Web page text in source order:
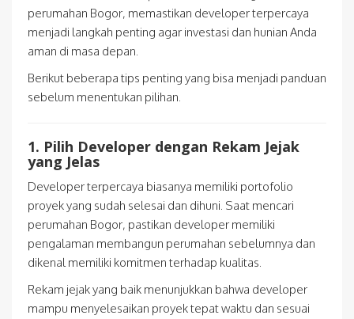
perumahan Bogor, memastikan developer terpercaya
menjadi langkah penting agar investasi dan hunian Anda
aman di masa depan.
Berikut beberapa tips penting yang bisa menjadi panduan
sebelum menentukan pilihan.
1. Pilih Developer dengan Rekam Jejak
yang Jelas
Developer terpercaya biasanya memiliki portofolio
proyek yang sudah selesai dan dihuni. Saat mencari
perumahan Bogor, pastikan developer memiliki
pengalaman membangun perumahan sebelumnya dan
dikenal memiliki komitmen terhadap kualitas.
Rekam jejak yang baik menunjukkan bahwa developer
mampu menyelesaikan proyek tepat waktu dan sesuai